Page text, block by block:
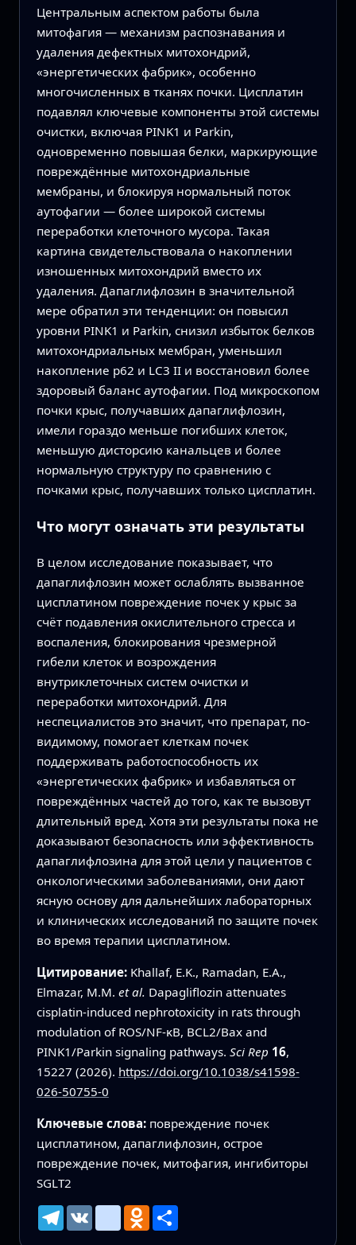
Центральным аспектом работы была
митофагия — механизм распознавания и
удаления дефектных митохондрий,
«энергетических фабрик», особенно
многочисленных в тканях почки. Цисплатин
подавлял ключевые компоненты этой системы
очистки, включая PINK1 и Parkin,
одновременно повышая белки, маркирующие
повреждённые митохондриальные
мембраны, и блокируя нормальный поток
аутофагии — более широкой системы
переработки клеточного мусора. Такая
картина свидетельствовала о накоплении
изношенных митохондрий вместо их
удаления. Дапаглифлозин в значительной
мере обратил эти тенденции: он повысил
уровни PINK1 и Parkin, снизил избыток белков
митохондриальных мембран, уменьшил
накопление p62 и LC3 II и восстановил более
здоровый баланс аутофагии. Под микроскопом
почки крыс, получавших дапаглифлозин,
имели гораздо меньше погибших клеток,
меньшую дисторсию канальцев и более
нормальную структуру по сравнению с
почками крыс, получавших только цисплатин.
Что могут означать эти результаты
В целом исследование показывает, что
дапаглифлозин может ослаблять вызванное
цисплатином повреждение почек у крыс за
счёт подавления окислительного стресса и
воспаления, блокирования чрезмерной
гибели клеток и возрождения
внутриклеточных систем очистки и
переработки митохондрий. Для
неспециалистов это значит, что препарат, по-
видимому, помогает клеткам почек
поддерживать работоспособность их
«энергетических фабрик» и избавляться от
повреждённых частей до того, как те вызовут
длительный вред. Хотя эти результаты пока не
доказывают безопасность или эффективность
дапаглифлозина для этой цели у пациентов с
онкологическими заболеваниями, они дают
ясную основу для дальнейших лабораторных
и клинических исследований по защите почек
во время терапии цисплатином.
Цитирование: Khallaf, E.K., Ramadan, E.A.,
Elmazar, M.M. et al. Dapagliflozin attenuates
cisplatin-induced nephrotoxicity in rats through
modulation of ROS/NF-κB, BCL2/Bax and
PINK1/Parkin signaling pathways. Sci Rep 16,
15227 (2026). https://doi.org/10.1038/s41598-
026-50755-0
Ключевые слова: повреждение почек
цисплатином, дапаглифлозин, острое
повреждение почек, митофагия, ингибиторы
SGLT2
Telegram
VK mailruOdnoklassniki
Ресурс